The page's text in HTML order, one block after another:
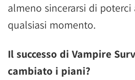
almeno sincerarsi di poterci
qualsiasi momento.
Il successo di Vampire
cambiato i piani?